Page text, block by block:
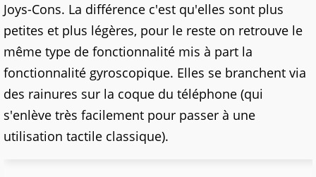
Joys-Cons. La différence c'est qu'elles sont plus
petites et plus légères, pour le reste on retrouve le
même type de fonctionnalité mis à part la
fonctionnalité gyroscopique. Elles se branchent via
des rainures sur la coque du téléphone (qui
s'enlève très facilement pour passer à une
utilisation tactile classique).